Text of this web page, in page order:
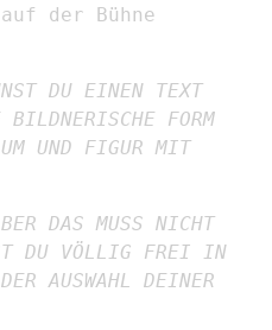
der Bühne
DU EINEN TEXT
FORM
UND FIGUR MIT
DAS MUSS NICHT
DU VÖLLIG FREI IN
AUSWAHL DEINER